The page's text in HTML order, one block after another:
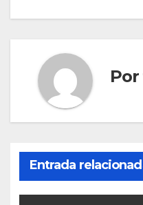
Por
Entrada